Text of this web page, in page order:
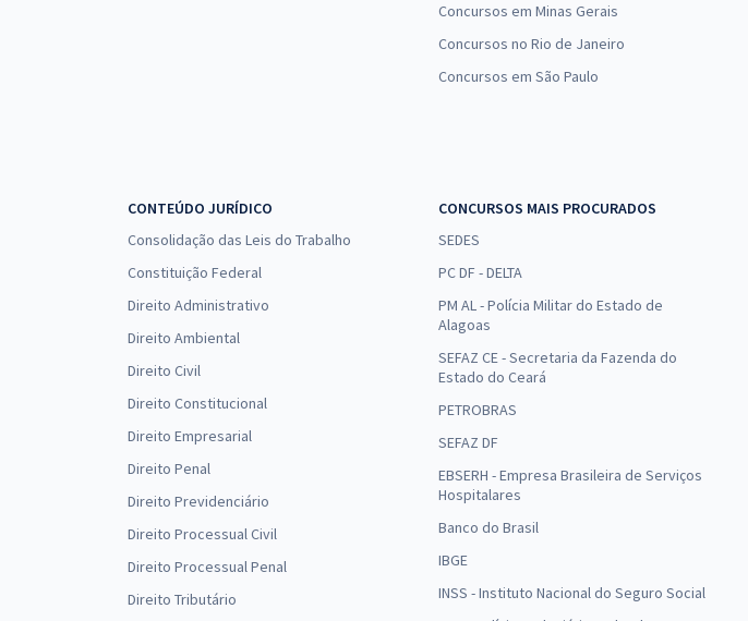
Concursos em Minas Gerais
Concursos no Rio de Janeiro
Concursos em São Paulo
CONTEÚDO JURÍDICO
Consolidação das Leis do Trabalho
Constituição Federal
Direito Administrativo
Direito Ambiental
Direito Civil
Direito Constitucional
Direito Empresarial
Direito Penal
Direito Previdenciário
Direito Processual Civil
Direito Processual Penal
Direito Tributário
CONCURSOS MAIS PROCURADOS
SEDES
PC DF - DELTA
PM AL - Polícia Militar do Estado de
Alagoas
SEFAZ CE - Secretaria da Fazenda do
Estado do Ceará
PETROBRAS
SEFAZ DF
EBSERH - Empresa Brasileira de Serviços
Hospitalares
Banco do Brasil
IBGE
INSS - Instituto Nacional do Seguro Social